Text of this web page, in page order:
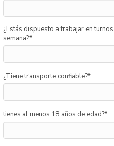
¿Estás dispuesto a trabajar en
semana?*
¿Tiene transporte confiable?*
tienes al menos 18 años de edad?*